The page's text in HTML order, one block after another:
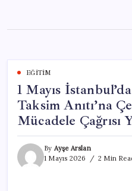
content
EĞITIM
1 Mayıs
Taksim Anıtı’na
Mücadele Çağrısı
By Ayşe Arslan
1 Mayıs 2026
2 Min